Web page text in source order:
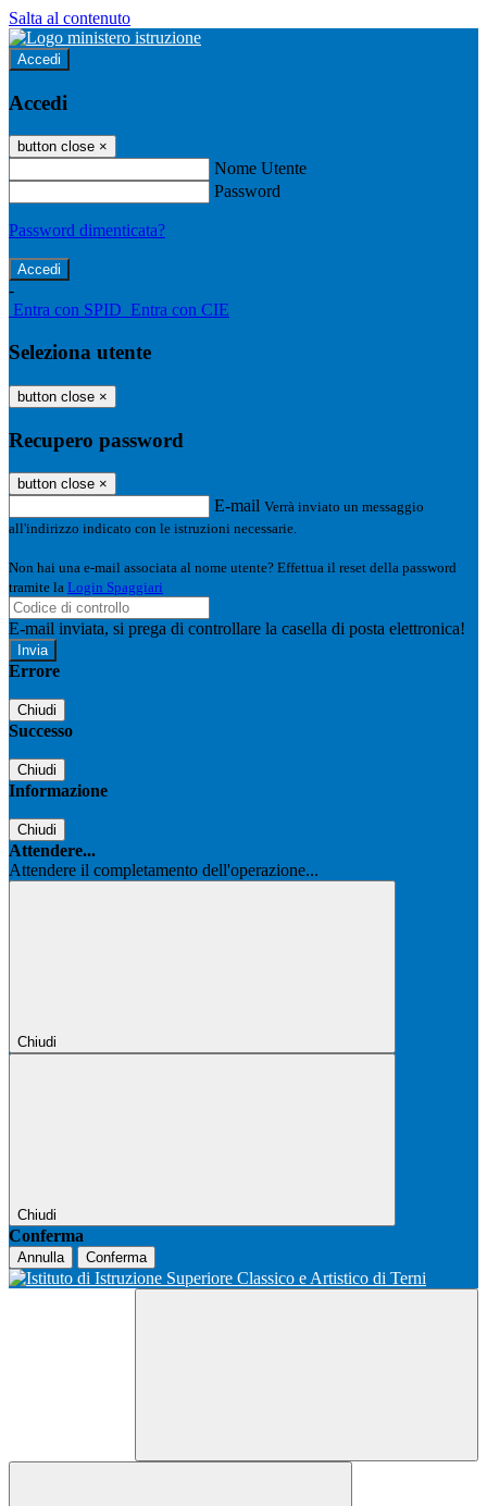
Salta al contenuto
Accedi
Accedi
button close ×
Nome Utente
Password
Password dimenticata?
-
Entra con SPID Entra con CIE
Seleziona utente
button close ×
Recupero password
button close ×
E-mail Verrà inviato un messaggio
all'indirizzo indicato con le istruzioni necessarie.
Non hai una e-mail associata al nome utente? Effettua il reset della password
tramite la Login Spaggiari
E-mail inviata, si prega di controllare la casella di posta elettronica!
Errore
Chiudi
Successo
Chiudi
Informazione
Chiudi
Attendere...
Attendere il completamento dell'operazione...
Chiudi
Chiudi
Conferma
Annulla Conferma